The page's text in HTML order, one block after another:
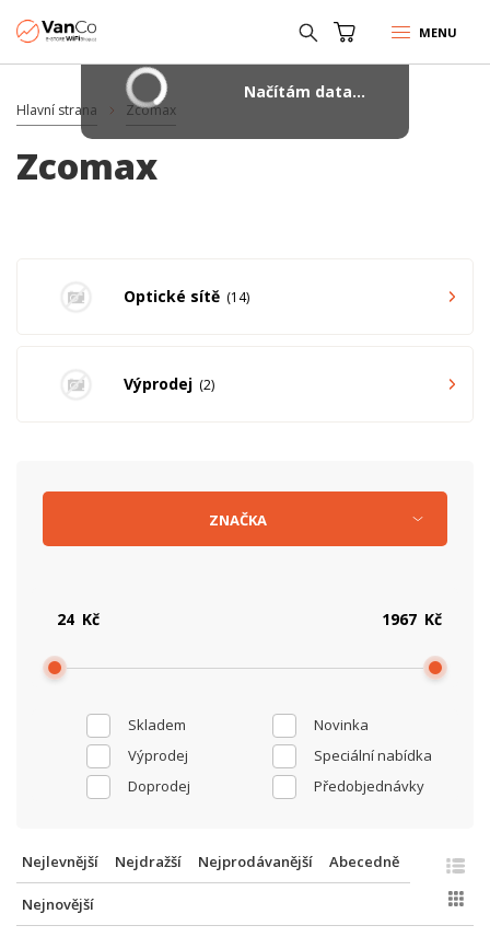
MENU
Hlavní strana Zcomax
Zcomax
Optické sítě 14
Výprodej 2
Skladem
Novinka
Výprodej
Speciální nabídka
Doprodej
Předobjednávky
Kč Kč
ZNAČKA
Nejlevnější Nejdražší Nejprodávanější Abecedně
Nejnovější
Načítám data...